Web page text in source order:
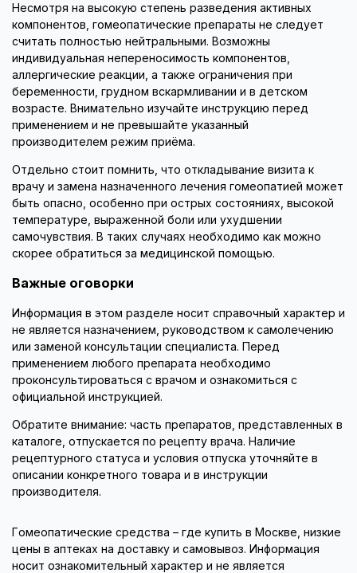
Несмотря на высокую степень разведения активных
компонентов, гомеопатические препараты не следует
считать полностью нейтральными. Возможны
индивидуальная непереносимость компонентов,
аллергические реакции, а также ограничения при
беременности, грудном вскармливании и в детском
возрасте. Внимательно изучайте инструкцию перед
применением и не превышайте указанный
производителем режим приёма.
Отдельно стоит помнить, что откладывание визита к
врачу и замена назначенного лечения гомеопатией может
быть опасно, особенно при острых состояниях, высокой
температуре, выраженной боли или ухудшении
самочувствия. В таких случаях необходимо как можно
скорее обратиться за медицинской помощью.
Важные оговорки
Информация в этом разделе носит справочный характер и
не является назначением, руководством к самолечению
или заменой консультации специалиста. Перед
применением любого препарата необходимо
проконсультироваться с врачом и ознакомиться с
официальной инструкцией.
Обратите внимание: часть препаратов, представленных в
каталоге, отпускается по рецепту врача. Наличие
рецептурного статуса и условия отпуска уточняйте в
описании конкретного товара и в инструкции
производителя.
Гомеопатические средства – где купить в Москве, низкие
цены в аптеках на доставку и самовывоз. Информация
носит ознакомительный характер и не является